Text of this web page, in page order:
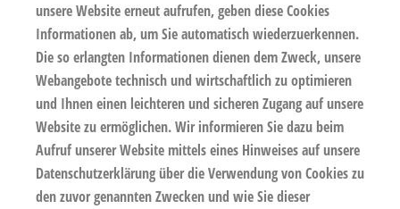
unsere Website erneut aufrufen, geben diese Cookies
Informationen ab, um Sie automatisch wiederzuerkennen.
Die so erlangten Informationen dienen dem Zweck, unsere
Webangebote technisch und wirtschaftlich zu optimieren
und Ihnen einen leichteren und sicheren Zugang auf unsere
Website zu ermöglichen. Wir informieren Sie dazu beim
Aufruf unserer Website mittels eines Hinweises auf unsere
Datenschutzerklärung über die Verwendung von Cookies zu
den zuvor genannten Zwecken und wie Sie dieser